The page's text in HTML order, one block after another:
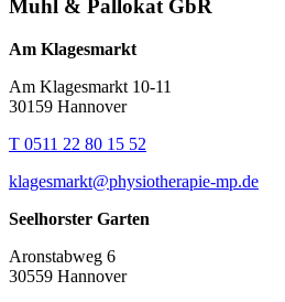
Muhl & Pallokat GbR
Am Klagesmarkt
Am Klagesmarkt 10-11
30159 Hannover
T 0511 22 80 15 52
klagesmarkt@physiotherapie-mp.de
Seelhorster Garten
Aronstabweg 6
30559 Hannover